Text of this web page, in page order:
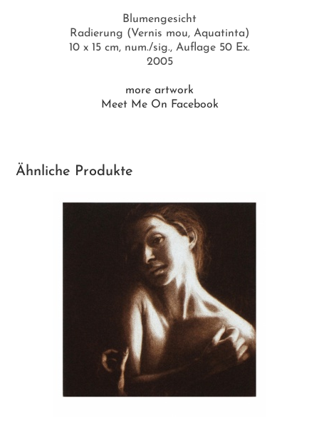
Blumengesicht
Radierung (Vernis mou, Aquatinta)
10 x 15 cm, num./sig., Auflage 50 Ex.
2005
more artwork
Meet Me On Facebook
Ähnliche Produkte